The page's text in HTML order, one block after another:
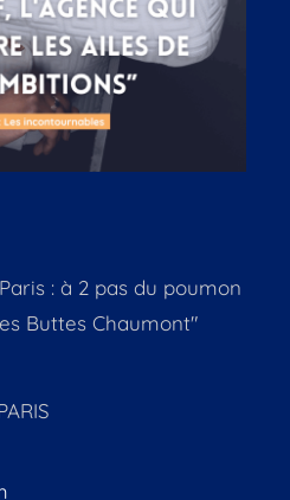
: à 2 pas du poumon
Buttes Chaumont"